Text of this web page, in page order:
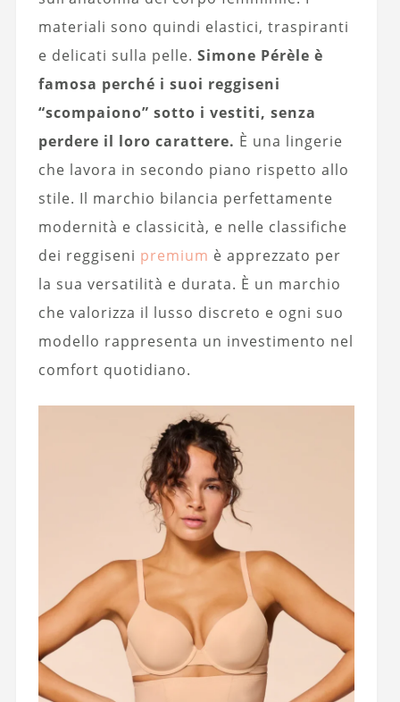
materiali sono quindi elastici, traspiranti
e delicati sulla pelle. Simone Pérèle è
famosa perché i suoi reggiseni
“scompaiono” sotto i vestiti, senza
perdere il loro carattere. È una lingerie
che lavora in secondo piano rispetto allo
stile. Il marchio bilancia perfettamente
modernità e classicità, e nelle classifiche
dei reggiseni premium è apprezzato per
la sua versatilità e durata. È un marchio
che valorizza il lusso discreto e ogni suo
modello rappresenta un investimento nel
comfort quotidiano.